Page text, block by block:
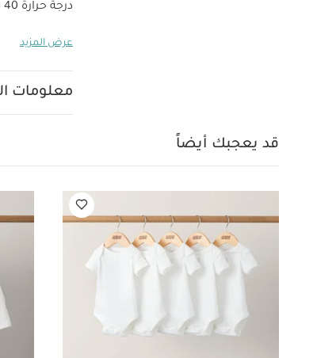
درجة حرارة 40 درجة مئوية
يعجبك أيضاً:
عرض المزيد
معلومات
قد يعجبك أيضاً